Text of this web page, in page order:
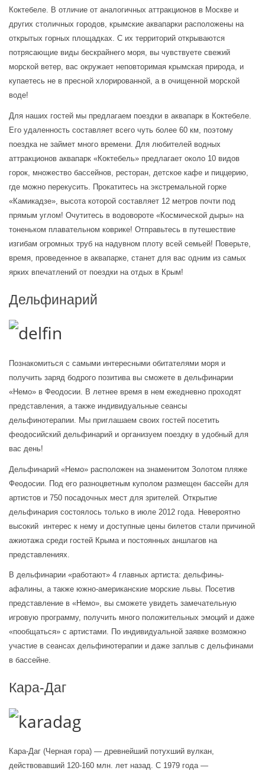
Коктебеле. В отличие от аналогичных аттракционов в Москве и
других столичных городов, крымские аквапарки расположены на
открытых горных площадках. С их территорий открываются
потрясающие виды бескрайнего моря, вы чувствуете свежий
морской ветер, вас окружает неповторимая крымская природа, и
купаетесь не в пресной хлорированной, а в очищенной морской
воде!
Для наших гостей мы предлагаем поездки в аквапарк в Коктебеле.
Его удаленность составляет всего чуть более 60 км, поэтому
поездка не займет много времени. Для любителей водных
аттракционов аквапарк «Коктебель» предлагает около 10 видов
горок, множество бассейнов, ресторан, детское кафе и пиццерию,
где можно перекусить. Прокатитесь на экстремальной горке
«Камикадзе», высота которой составляет 12 метров почти под
прямым углом! Очутитесь в водовороте «Космической дыры» на
тоненьком плавательном коврике! Отправьтесь в путешествие
изгибам огромных труб на надувном плоту всей семьей! Поверьте,
время, проведенное в аквапарке, станет для вас одним из самых
ярких впечатлений от поездки на отдых в Крым!
Дельфинарий
Познакомиться с самыми интересными обитателями моря и
получить заряд бодрого позитива вы сможете в дельфинарии
«Немо» в Феодосии. В летнее время в нем ежедневно проходят
представления, а также индивидуальные сеансы
дельфинотерапии. Мы приглашаем своих гостей посетить
феодосийский дельфинарий и организуем поездку в удобный для
вас день!
Дельфинарий «Немо» расположен на знаменитом Золотом пляже
Феодосии. Под его разноцветным куполом размещен бассейн для
артистов и 750 посадочных мест для зрителей. Открытие
дельфинария состоялось только в июле 2012 года. Невероятно
высокий  интерес к нему и доступные цены билетов стали причиной
ажиотажа среди гостей Крыма и постоянных аншлагов на
представлениях.
В дельфинарии «работают» 4 главных артиста: дельфины-
афалины, а также южно-американские морские львы. Посетив
представление в «Немо», вы сможете увидеть замечательную
игровую программу, получить много положительных эмоций и даже
«пообщаться» с артистами. По индивидуальной заявке возможно
участие в сеансах дельфинотерапии и даже заплыв с дельфинами
в бассейне.
Кара-Даг
Кара-Даг (Черная гора) — древнейший потухший вулкан,
действовавший 120-160 млн. лет назад. С 1979 года —